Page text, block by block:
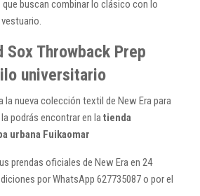
buscan combinar lo clásico con lo
Sox Throwback Prep
universitario
la nueva colección textil de New Era para
podrás encontrar en latienda
urbana Fuikaomar
prendas oficiales de New Era en 24
por WhatsApp 627735087 o por el